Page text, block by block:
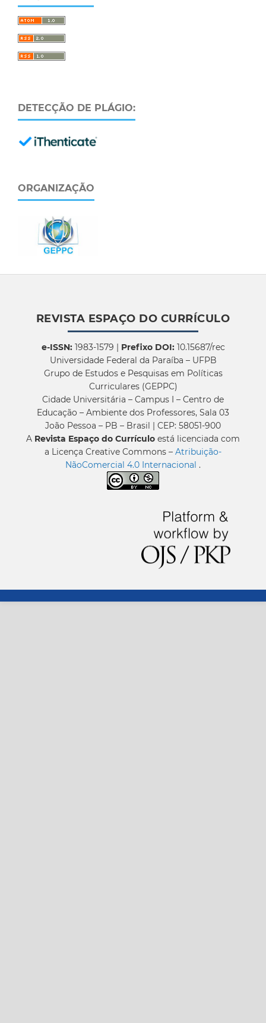
DETECÇÃO DE PLÁGIO:
ORGANIZAÇÃO
REVISTA ESPAÇO DO CURRÍCULO
e-ISSN:1983-1579 | Prefixo DOI:10.15687/rec
Universidade Federal da Paraíba – UFPB
Grupo de Estudos e Pesquisas em Políticas
Curriculares (GEPPC)
Cidade Universitária – Campus I – Centro de
Educação – Ambiente dos Professores, Sala 03
João Pessoa – PB – Brasil | CEP: 58051-900
A Revista Espaço do Currículo está licenciada com
a Licença Creative Commons – Atribuição-
NãoComercial 4.0 Internacional .